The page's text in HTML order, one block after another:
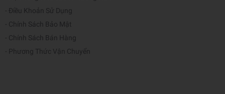
Điều Khoản Sử Dụng
Chính Sách Bảo Mật
Chính Sách Bán Hàng
Phương Thức Vận Chuyển